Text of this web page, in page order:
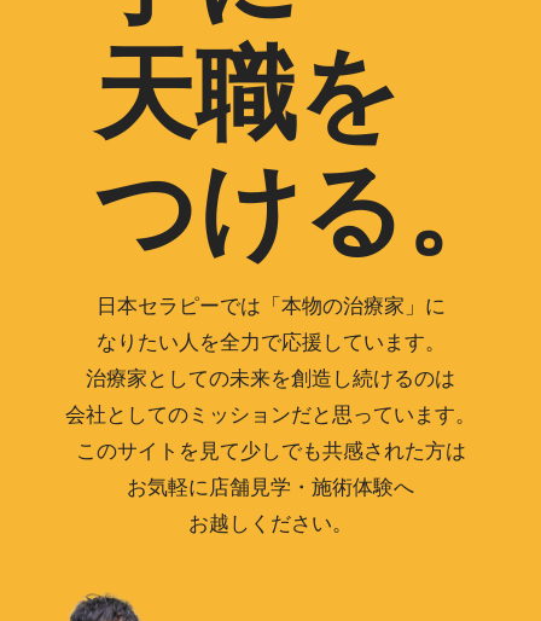
天職を
つける。
日本セラピーでは「本物の治療家」に
なりたい人を全力で応援しています。
治療家としての未来を創造し続けるのは
会社としてのミッションだと思っています。
このサイトを見て少しでも共感された方は
お気軽に店舗見学・施術体験へ
お越しください。